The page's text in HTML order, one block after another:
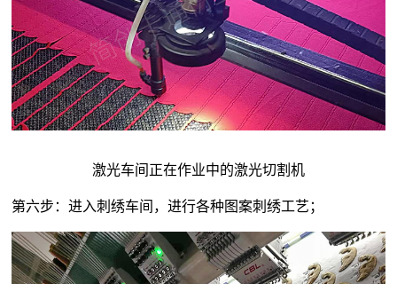
激光车间正在作业中的激光切割机
第六步：进入刺绣车间，进行各种图案刺绣工艺；